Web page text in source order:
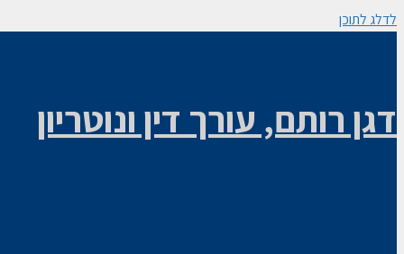
לדלג לתוכן
דגן רותם, עורך דין ונוטריון